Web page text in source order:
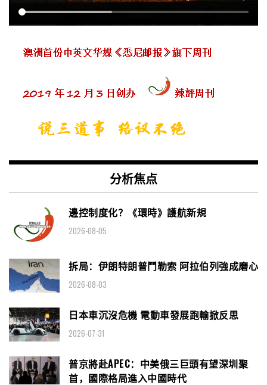
分析焦点
邊控制度化？《環時》護航新規
2026-08-05
拆局：伊朗特朗普鬥勒索 阿拉伯列強成磨心
2026-08-03
日本車沉沒危機 電動車發展跑輸掀反思
2026-07-31
普京將赴APEC：中美俄三巨頭有望深圳聚
首，國際格局進入中國時代